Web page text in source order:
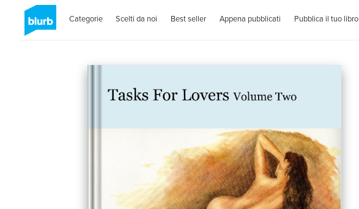
Categorie Scelti da noi Best seller Appena pubblicati Pubblica il tuo libro